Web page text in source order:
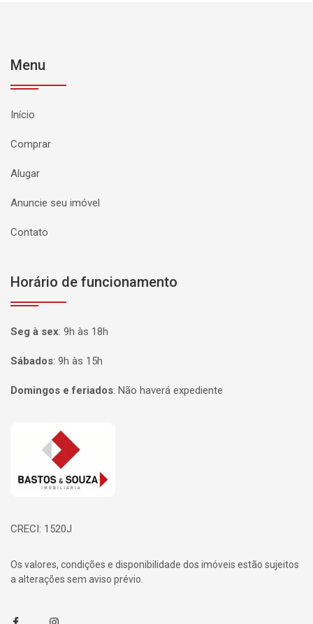
Menu
Início
Comprar
Alugar
Anuncie seu imóvel
Contato
Horário de funcionamento
Seg à sex: 9h às 18h
Sábados: 9h às 15h
Domingos e feriados: Não haverá expediente
Página inicial
CRECI: 1520J
Os valores, condições e disponibilidade dos imóveis estão sujeitos
a alterações sem aviso prévio.